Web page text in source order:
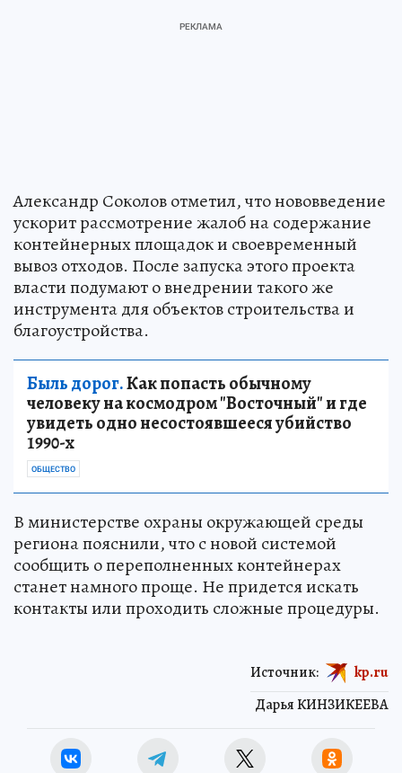
Александр Соколов отметил, что нововведение
ускорит рассмотрение жалоб на содержание
контейнерных площадок и своевременный
вывоз отходов. После запуска этого проекта
власти подумают о внедрении такого же
инструмента для объектов строительства и
благоустройства.
Быль дорог.Как попасть обычному
человеку на космодром "Восточный" и где
увидеть одно несостоявшееся убийство
1990-х
ОБЩЕСТВО
В министерстве охраны окружающей среды
региона пояснили, что с новой системой
сообщить о переполненных контейнерах
станет намного проще. Не придется искать
контакты или проходить сложные процедуры.
Дарья КИНЗИКЕЕВА
Источник: kp.ru